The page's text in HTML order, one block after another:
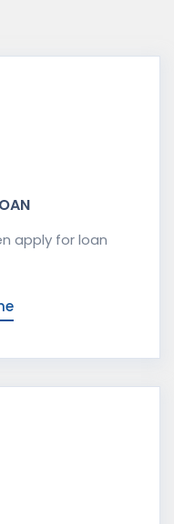
apply for loan